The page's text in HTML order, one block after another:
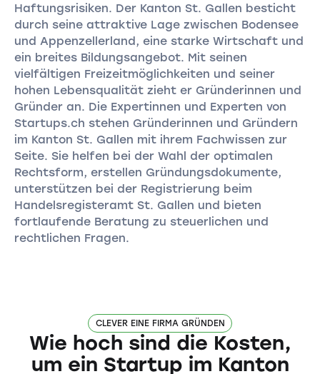
Haftungsrisiken. Der Kanton St. Gallen besticht
durch seine attraktive Lage zwischen Bodensee
und Appenzellerland, eine starke Wirtschaft und
ein breites Bildungsangebot. Mit seinen
vielfältigen Freizeitmöglichkeiten und seiner
hohen Lebensqualität zieht er Gründerinnen und
Gründer an. Die Expertinnen und Experten von
Startups.ch stehen Gründerinnen und Gründern
im Kanton St. Gallen mit ihrem Fachwissen zur
Seite. Sie helfen bei der Wahl der optimalen
Rechtsform, erstellen Gründungsdokumente,
unterstützen bei der Registrierung beim
Handelsregisteramt St. Gallen und bieten
fortlaufende Beratung zu steuerlichen und
rechtlichen Fragen.
CLEVER EINE FIRMA GRÜNDEN
Wie hoch sind die Kosten,
um ein Startup im Kanton